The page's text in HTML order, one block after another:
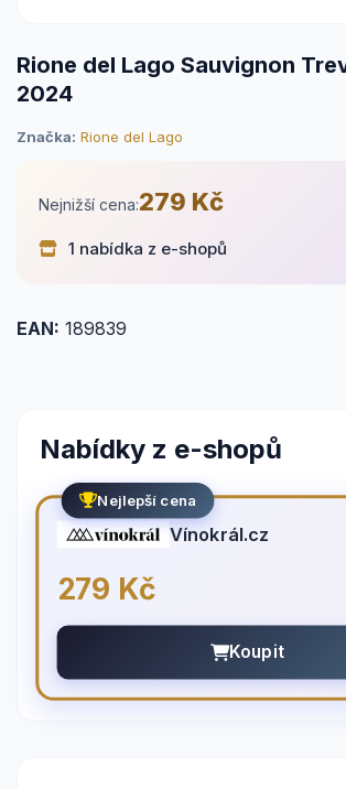
Rione del Lago Sauvignon
2024
Značka: Rione del Lago
Nejnižší cena:279 Kč
1 nabídka z e-shopů
EAN: 189839
Nabídky z e-shopů
Nejlepší cena
Vínokrál.cz
279 Kč
Koupit